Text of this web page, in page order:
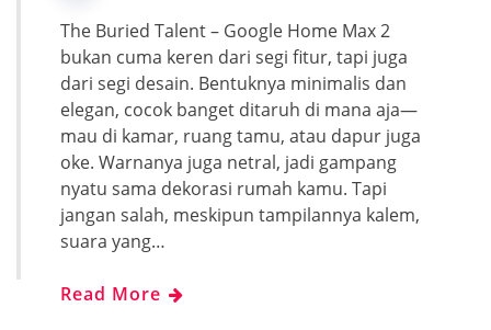
The Buried Talent – Google Home Max 2
bukan cuma keren dari segi fitur, tapi juga
dari segi desain. Bentuknya minimalis dan
elegan, cocok banget ditaruh di mana aja—
mau di kamar, ruang tamu, atau dapur juga
oke. Warnanya juga netral, jadi gampang
nyatu sama dekorasi rumah kamu. Tapi
jangan salah, meskipun tampilannya kalem,
suara yang…
Read More